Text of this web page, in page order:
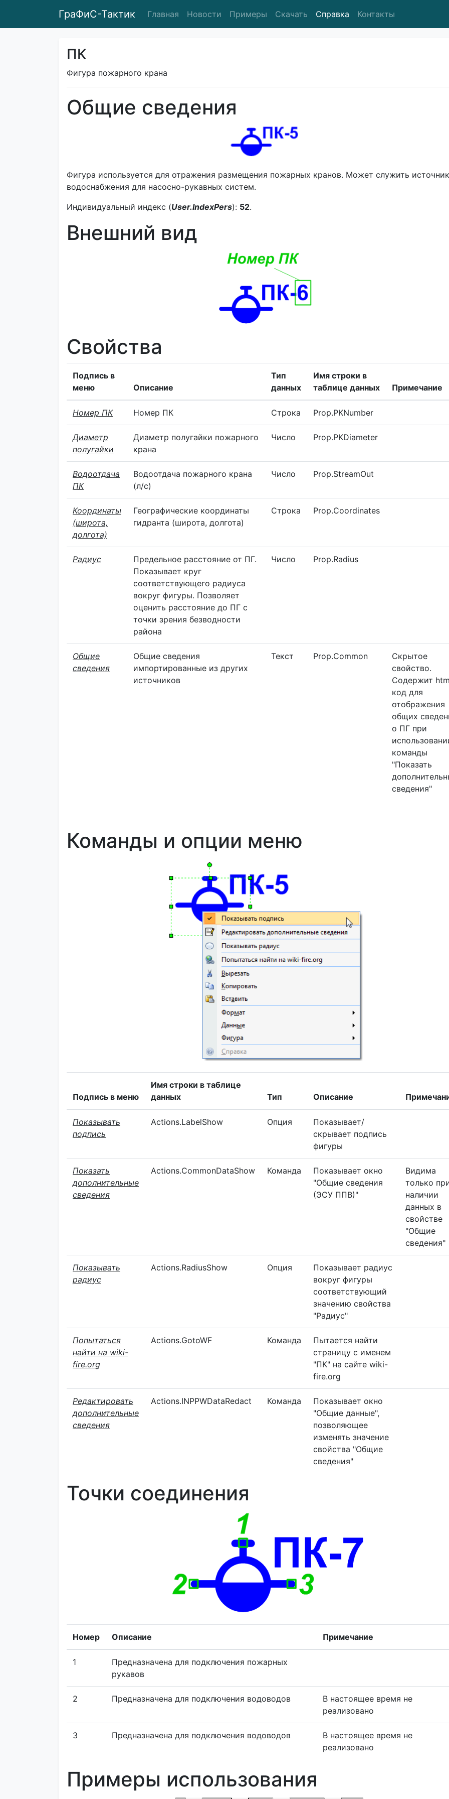
ГраФиС-Тактик Главная Новости Примеры Скачать Справка Контакты
ПК
Фигура пожарного крана
Общие сведения
Фигура используется для отражения размещения пожарных кранов. Может служить
водоснабжения для насосно-рукавных систем.
Индивидуальный индекс (User.IndexPers): 52.
Внешний вид
Свойства
Подпись в
меню
Описание
Тип
данных
Имя строки в
таблице данных
Примечание
Номер ПК Номер ПК Строка Prop.PKNumber
Диаметр
полугайки
Диаметр полугайки пожарного
крана
Число Prop.PKDiameter
Водоотдача
ПК
Водоотдача пожарного крана
(л/с)
Число Prop.StreamOut
Координаты
(широта,
долгота)
Географические координаты
гидранта (широта, долгота)
Строка Prop.Coordinates
Радиус
Предельное расстояние от ПГ.
Показывает круг
соответствующего радиуса
вокруг фигуры. Позволяет
оценить расстояние до ПГ с
точки зрения безводности
района
Число Prop.Radius
Общие
сведения
Общие сведения
импортированные из других
источников
Текст Prop.Common
Скрытое
свойство.
Содержит
код для
отображения
общих
о ПГ при
команды
"Показать
сведения"
Команды и опции меню
Подпись в меню
Имя строки в таблице
данных
Тип Описание
Показывать
подпись
Actions.LabelShow Опция
Показывает/
скрывает подпись
фигуры
Показать
дополнительные
сведения
Actions.CommonDataShow Команда
Показывает окно
"Общие сведения
(ЭСУ ППВ)"
Видима
только
наличии
данных в
свойстве
"Общие
сведения"
Показывать
радиус
Actions.RadiusShow Опция
Показывает радиус
вокруг фигуры
соответствующий
значению свойства
"Радиус"
Попытаться
найти на wiki-
fire.org
Actions.GotoWF Команда
Пытается найти
страницу с именем
"ПК" на сайте wiki-
fire.org
Редактировать
дополнительные
сведения
Actions.INPPWDataRedact Команда
Показывает окно
"Общие данные",
позволяющее
изменять значение
свойства "Общие
сведения"
Точки соединения
Номер Описание Примечание
1
Предназначена для подключения пожарных
рукавов
2 Предназначена для подключения водоводов
В настоящее время не
реализовано
3 Предназначена для подключения водоводов
В настоящее время не
реализовано
Примеры использования